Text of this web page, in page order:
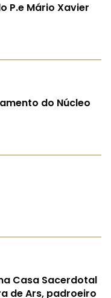
P.e Mário Xavier
do Núcleo
Casa Sacerdotal
de Ars, padroeiro